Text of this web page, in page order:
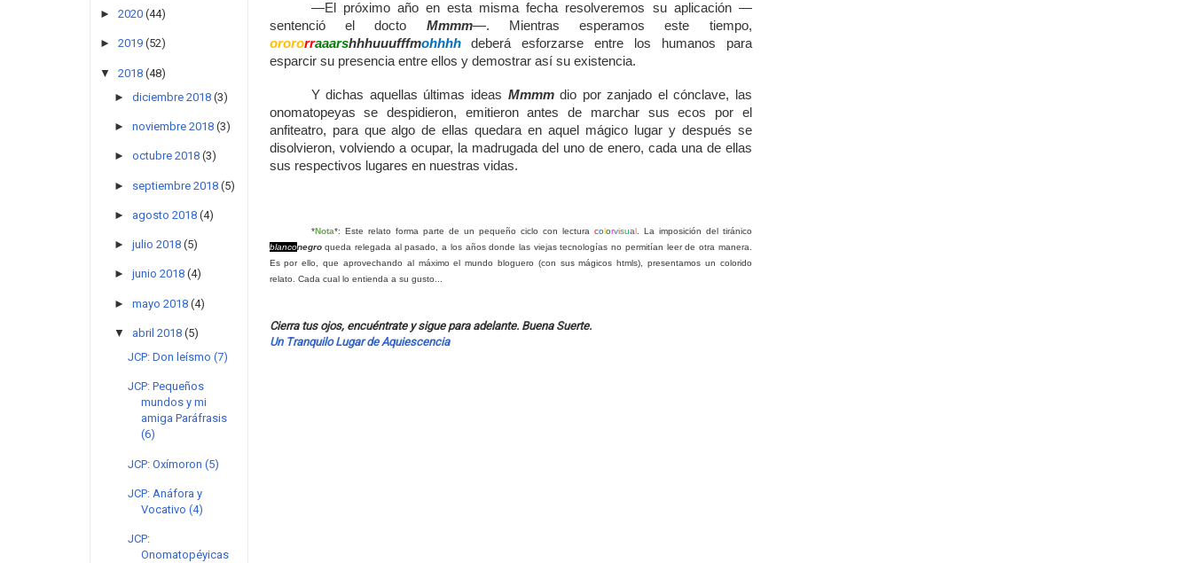
—El próximo año en esta misma fecha resolveremos su aplicación —
sentenció el docto Mmmm—. Mientras esperamos este tiempo,
orororraaarshhhuuufffmohhhhdeberá esforzarse entre los humanos para
esparcir su presencia entre ellos y demostrar así su existencia.
Y dichas aquellas últimas ideas Mmmmdio por zanjado el cónclave, las
onomatopeyas se despidieron, emitieron antes de marchar sus ecos por el
anfiteatro, para que algo de ellas quedara en aquel mágico lugar y después se
disolvieron, volviendo a ocupar, la madrugada del uno de enero, cada una de ellas
sus respectivos lugares en nuestras vidas.
*Nota*: Este relato forma parte de un pequeño ciclo con lectura colorvisual. La imposición del tiránico
blanconegroqueda relegada al pasado, a los años donde las viejas tecnologías no permitían leer de otra manera.
Es por ello, que aprovechando al máximo el mundo bloguero (con sus mágicos htmls), presentamos un colorido
relato. Cada cual lo entienda a su gusto...
Cierra tus ojos, encuéntrate y sigue para adelante. Buena Suerte.
Un Tranquilo Lugar de Aquiescencia
► 2020 (44)
► 2019 (52)
▼ 2018 (48)
► diciembre 2018 (3)
► noviembre 2018 (3)
► octubre 2018 (3)
► septiembre 2018 (5)
► agosto 2018 (4)
► julio 2018 (5)
► junio 2018 (4)
► mayo 2018 (4)
▼ abril 2018 (5)
JCP: Don leísmo (7)
JCP: Pequeños
mundos y mi
amiga Paráfrasis
(6)
JCP: Oxímoron (5)
JCP: Anáfora y
Vocativo (4)
JCP:
Onomatopéyicas